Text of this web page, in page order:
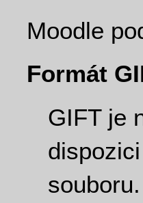
Moodle
Formát
GIFT je